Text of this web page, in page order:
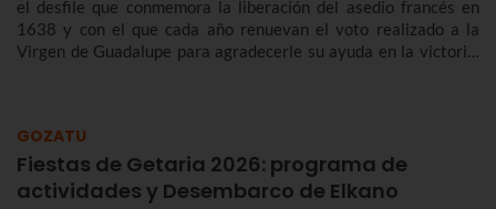
el desfile que conmemora la liberación del asedio francés en
1638 y con el que cada año renuevan el voto realizado a la
Virgen de Guadalupe para agradecerle su ayuda en la victoria.
septiembre.
GOZATU
Fiestas de Getaria 2026: programa de
actividades y Desembarco de Elkano